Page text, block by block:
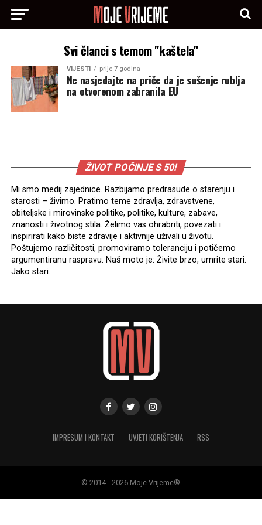
Svi članci s temom "kaštela"
VIJESTI prije 7 godina
Ne nasjedajte na priče da je sušenje rublja
na otvorenom zabranila EU
ŽIVOT POČINJE S 50!
Mi smo medij zajednice. Razbijamo predrasude o starenju i
starosti – živimo. Pratimo teme zdravlja, zdravstvene,
obiteljske i mirovinske politike, politike, kulture, zabave,
znanosti i životnog stila. Želimo vas ohrabriti, povezati i
inspirirati kako biste zdravije i aktivnije uživali u životu.
Poštujemo različitosti, promoviramo toleranciju i potičemo
argumentiranu raspravu. Naš moto je: Živite brzo, umrite stari.
Jako stari.
IMPRESUM I KONTAKT UVJETI KORIŠTENJA RSS
© 2014 - 2026 Moje Vrijeme®